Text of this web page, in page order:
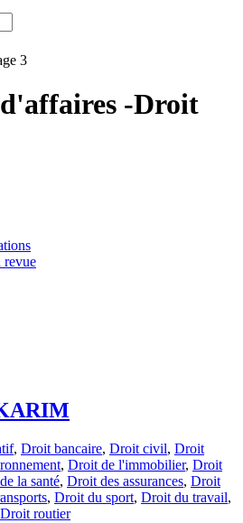
3
-Droit
revue
, Droit bancaire, Droit civil, Droit
, Droit de l'immobilier, Droit
la santé, Droit des assurances, Droit
, Droit du sport, Droit du travail,
Droit routier